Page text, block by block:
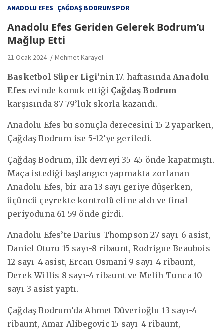
ANADOLU EFES ÇAĞDAŞ BODRUMSPOR
Anadolu Efes Geriden Gelerek Bodrum’u
Mağlup Etti
21 Ocak 2024 Mehmet Karayel
Basketbol Süper Ligi‘nin 17. haftasında Anadolu
Efes evinde konuk ettiği Çağdaş Bodrum
karşısında 87-79’luk skorla kazandı.
Anadolu Efes bu sonuçla derecesini 15-2 yaparken,
Çağdaş Bodrum ise 5-12’ye geriledi.
Çağdaş Bodrum, ilk devreyi 35-45 önde kapatmıştı.
Maça istediği başlangıcı yapmakta zorlanan
Anadolu Efes, bir ara 13 sayı geriye düşerken,
üçüncü çeyrekte kontrolü eline aldı ve final
periyoduna 61-59 önde girdi.
Anadolu Efes’te Darius Thompson 27 sayı-6 asist,
Daniel Oturu 15 sayı-8 ribaunt, Rodrigue Beaubois
12 sayı-4 asist, Ercan Osmani 9 sayı-4 ribaunt,
Derek Willis 8 sayı-4 ribaunt ve Melih Tunca 10
sayı-3 asist yaptı.
Çağdaş Bodrum’da Ahmet Düverioğlu 13 sayı-4
ribaunt, Amar Alibegovic 15 sayı-4 ribaunt,